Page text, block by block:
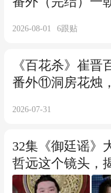
2026-08-01 6跟贴
《百花杀》崔晋
番外⑪洞房花烛
2026-07-31
32集《御廷谣》
哲远这个镜头，
真 相